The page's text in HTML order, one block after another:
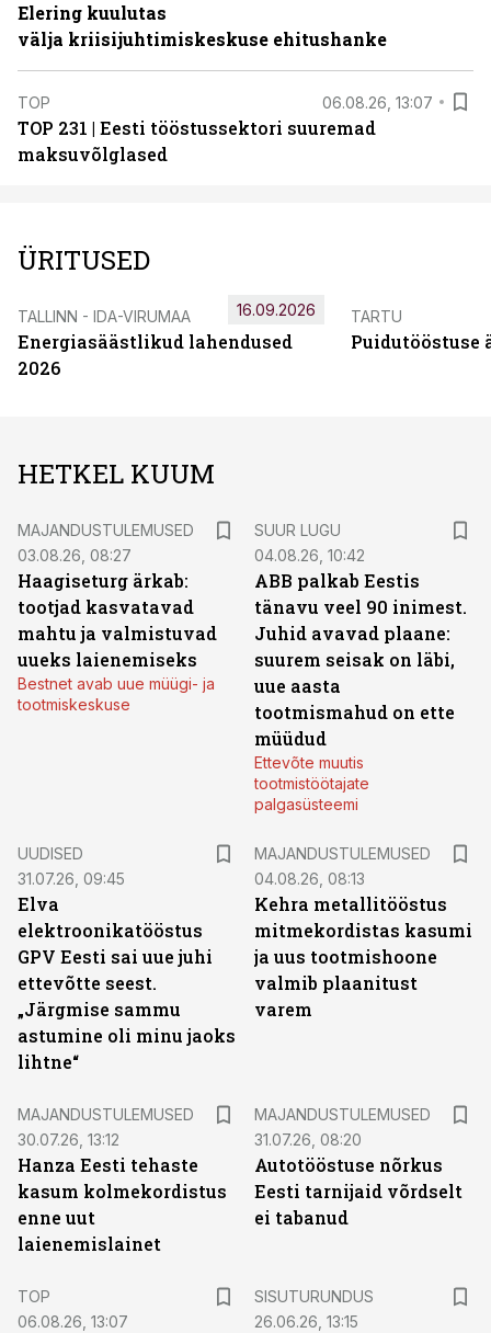
Elering kuulutas
välja kriisijuhtimiskeskuse ehitushanke
TOP 06.08.26, 13:07
TOP 231 | Eesti tööstussektori suuremad
maksuvõlglased
ÜRITUSED
TALLINN - IDA-VIRUMAA
Energiasäästlikud lahendused
2026
16.09.2026 TARTU
Puidutööstuse
HETKEL KUUM
MAJANDUSTULEMUSED
03.08.26, 08:27
Haagiseturg ärkab:
tootjad kasvatavad
mahtu ja valmistuvad
uueks laienemiseks
Bestnet avab uue müügi- ja
tootmiskeskuse
SUUR LUGU
04.08.26, 10:42
ABB palkab Eestis
tänavu veel 90 inimest.
Juhid avavad plaane:
suurem seisak on läbi,
uue aasta
tootmismahud on ette
müüdud
Ettevõte muutis
tootmistöötajate
palgasüsteemi
UUDISED
31.07.26, 09:45
Elva
elektroonikatööstus
GPV Eesti sai uue juhi
ettevõtte seest.
„Järgmise sammu
astumine oli minu jaoks
lihtne“
MAJANDUSTULEMUSED
04.08.26, 08:13
Kehra metallitööstus
mitmekordistas kasumi
ja uus tootmishoone
valmib plaanitust
varem
MAJANDUSTULEMUSED
30.07.26, 13:12
Hanza Eesti tehaste
kasum kolmekordistus
enne uut
laienemislainet
MAJANDUSTULEMUSED
31.07.26, 08:20
Autotööstuse nõrkus
Eesti tarnijaid võrdselt
ei tabanud
TOP
06.08.26, 13:07
SISUTURUNDUS
26.06.26, 13:15